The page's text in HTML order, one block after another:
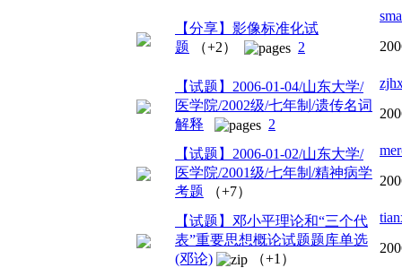
【分享】影像标准化试
题
（+2） 2
【试题】2006-01-04/山东大学/
医学院/2002级/七年制/遗传名词
解释
2
【试题】2006-01-02/山东大学/
医学院/2001级/七年制/精神病学
考题
（+7）
【试题】邓小平理论和“三个代
表”重要思想概论试题题库单选
(邓论)
（+1）